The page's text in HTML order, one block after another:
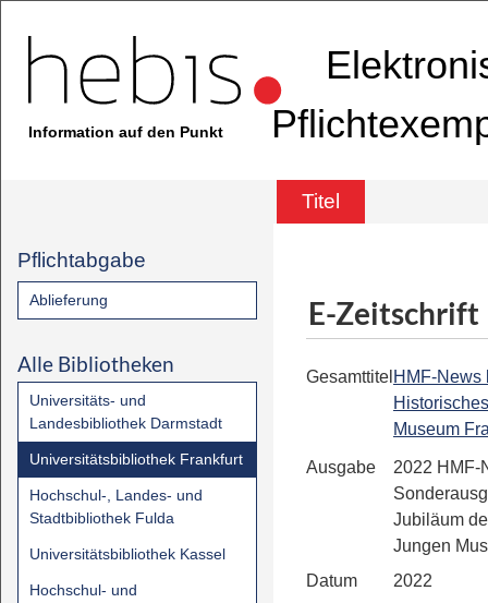
Information auf den Punkt
Titel
Pflichtabgabe
Ablieferung
Alle Bibliotheken
Universitäts- und
Landesbibliothek Darmstadt
Universitätsbibliothek Frankfurt
Hochschul-, Landes- und
Stadtbibliothek Fulda
Universitätsbibliothek Kassel
Hochschul- und
E-Zeitschrift
Gesamttitel HMF-News
Historisches
Museum
Ausgabe
2022 HMF-
Jubiläum
Jungen
Datum
2022